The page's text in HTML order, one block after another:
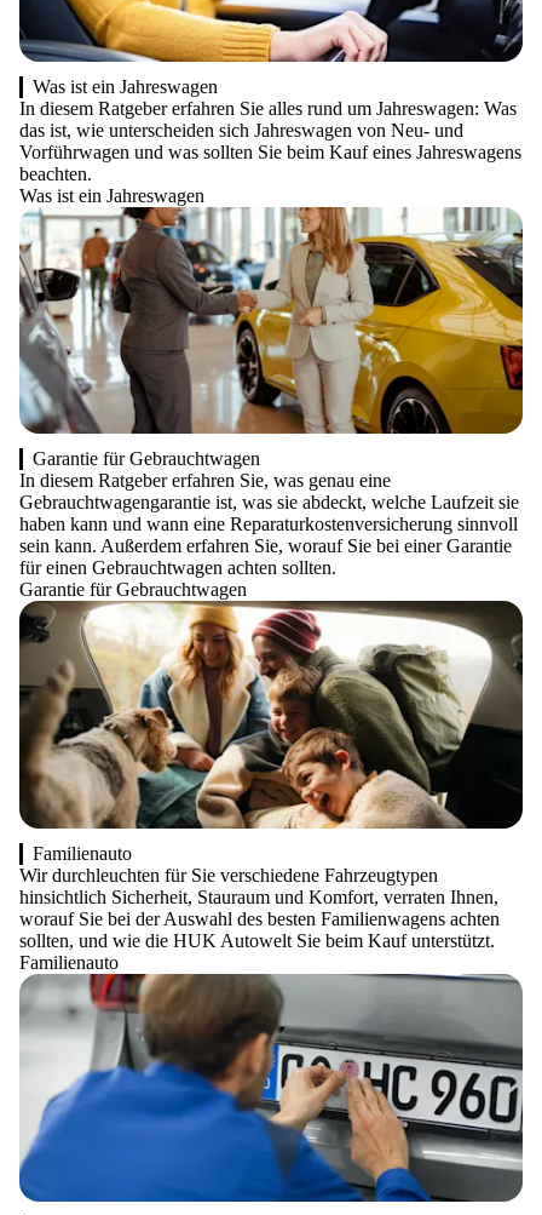
Was ist ein Jahreswagen
In diesem Ratgeber erfahren Sie alles rund um Jahreswagen: Was
das ist, wie unterscheiden sich Jahreswagen von Neu- und
Vorführwagen und was sollten Sie beim Kauf eines Jahreswagens
beachten.
Was ist ein Jahreswagen
Garantie für Gebrauchtwagen
In diesem Ratgeber erfahren Sie, was genau eine
Gebrauchtwagengarantie ist, was sie abdeckt, welche Laufzeit sie
haben kann und wann eine Reparaturkostenversicherung sinnvoll
sein kann. Außerdem erfahren Sie, worauf Sie bei einer Garantie
für einen Gebrauchtwagen achten sollten.
Garantie für Gebrauchtwagen
Familienauto
Wir durchleuchten für Sie verschiedene Fahrzeugtypen
hinsichtlich Sicherheit, Stauraum und Komfort, verraten Ihnen,
worauf Sie bei der Auswahl des besten Familienwagens achten
sollten, und wie die HUK Autowelt Sie beim Kauf unterstützt.
Familienauto